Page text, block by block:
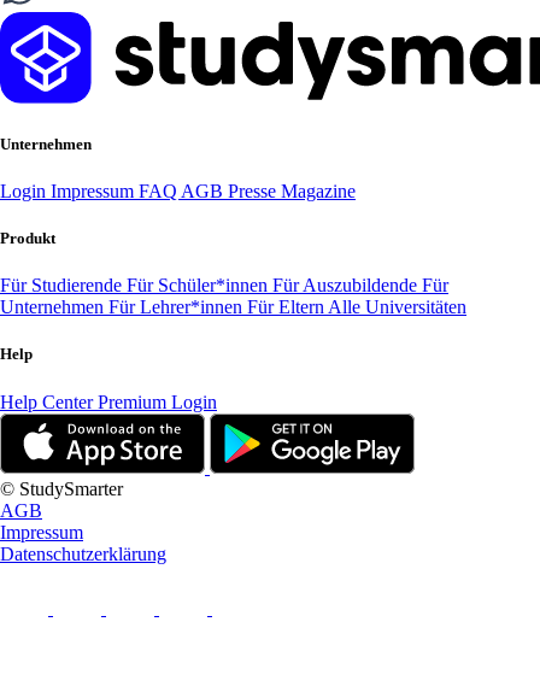
Unternehmen
Login Impressum FAQ AGB Presse Magazine
Produkt
Für Studierende Für Schüler*innen Für Auszubildende Für
Unternehmen Für Lehrer*innen Für Eltern Alle Universitäten
Help
Help CenterPremium Login
© StudySmarter
AGB
Impressum
Datenschutzerklärung